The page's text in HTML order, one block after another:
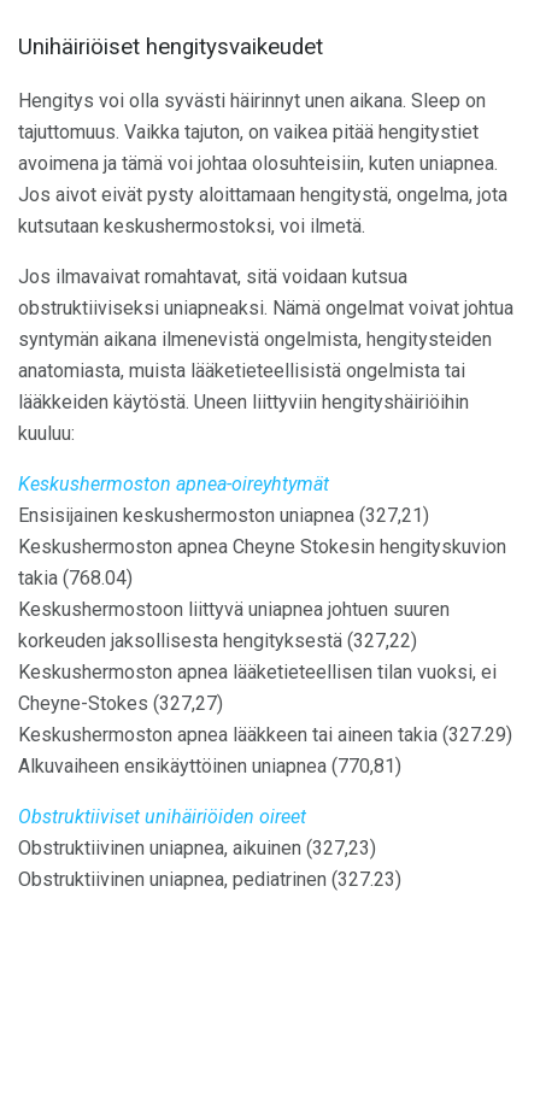
Unihäiriöiset hengitysvaikeudet
Hengitys voi olla syvästi häirinnyt unen aikana. Sleep on
tajuttomuus. Vaikka tajuton, on vaikea pitää hengitystiet
avoimena ja tämä voi johtaa olosuhteisiin, kuten uniapnea.
Jos aivot eivät pysty aloittamaan hengitystä, ongelma, jota
kutsutaan keskushermostoksi, voi ilmetä.
Jos ilmavaivat romahtavat, sitä voidaan kutsua
obstruktiiviseksi uniapneaksi. Nämä ongelmat voivat johtua
syntymän aikana ilmenevistä ongelmista, hengitysteiden
anatomiasta, muista lääketieteellisistä ongelmista tai
lääkkeiden käytöstä. Uneen liittyviin hengityshäiriöihin
kuuluu:
Keskushermoston apnea-oireyhtymät
Ensisijainen keskushermoston uniapnea (327,21)
Keskushermoston apnea Cheyne Stokesin hengityskuvion
takia (768.04)
Keskushermostoon liittyvä uniapnea johtuen suuren
korkeuden jaksollisesta hengityksestä (327,22)
Keskushermoston apnea lääketieteellisen tilan vuoksi, ei
Cheyne-Stokes (327,27)
Keskushermoston apnea lääkkeen tai aineen takia (327.29)
Alkuvaiheen ensikäyttöinen uniapnea (770,81)
Obstruktiiviset unihäiriöiden oireet
Obstruktiivinen uniapnea, aikuinen (327,23)
Obstruktiivinen uniapnea, pediatrinen (327.23)